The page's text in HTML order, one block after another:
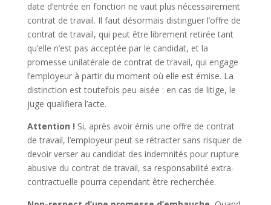
date d’entrée en fonction ne vaut plus nécessairement
contrat de travail. Il faut désormais distinguer l’offre de
contrat de travail, qui peut être librement retirée tant
qu’elle n’est pas acceptée par le candidat, et la
promesse unilatérale de contrat de travail, qui engage
l’employeur à partir du moment où elle est émise. La
distinction est toutefois peu aisée : en cas de litige, le
juge qualifiera l’acte.
Attention ! Si, après avoir émis une offre de contrat
de travail, l’employeur peut se rétracter sans risquer de
devoir verser au candidat des indemnités pour rupture
abusive du contrat de travail, sa responsabilité extra-
contractuelle pourra cependant être recherchée.